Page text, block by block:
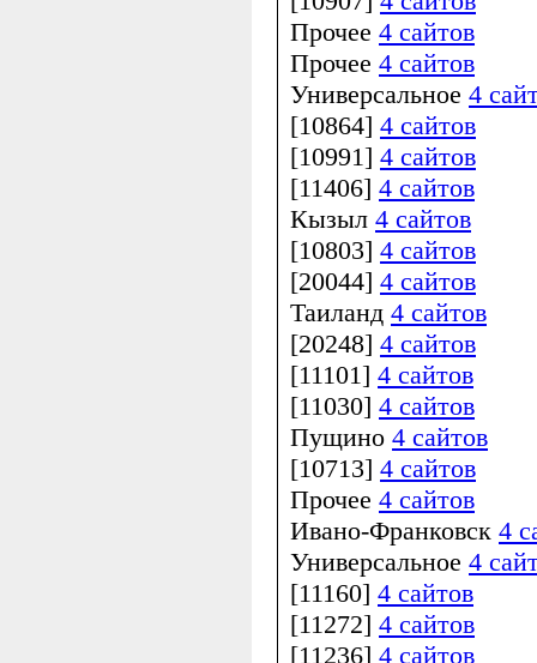
Прочее 4 сайтов
Прочее 4 сайтов
Универсальное 4
[10864] 4 сайтов
[10991] 4 сайтов
[11406] 4 сайтов
Кызыл 4 сайтов
[10803] 4 сайтов
[20044] 4 сайтов
Таиланд 4 сайтов
[20248] 4 сайтов
[11101] 4 сайтов
[11030] 4 сайтов
Пущино 4 сайтов
[10713] 4 сайтов
Прочее 4 сайтов
Ивано-Франковск 4
Универсальное 4
[11160] 4 сайтов
[11272] 4 сайтов
[11236] 4 сайтов